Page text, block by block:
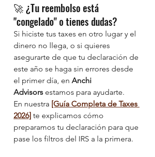
🚀 ¿Tu reembolso está
"congelado" o tienes dudas?
Si hiciste tus taxes en otro lugar y el
dinero no llega, o si quieres
asegurarte de que tu declaración de
este año se haga sin errores desde
el primer día, en Anchi
Advisors estamos para ayudarte.
En nuestra [Guía Completa de Taxes
2026] te explicamos cómo
preparamos tu declaración para que
pase los filtros del IRS a la primera.